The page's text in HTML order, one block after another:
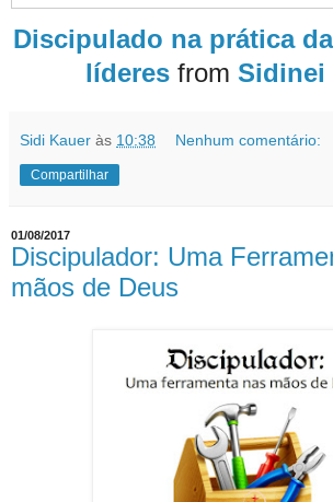
Discipulado na prática
líderes from Sidinei
Sidi Kauer às 10:38 Nenhum comentário:
Compartilhar
01/08/2017
Discipulador: Uma
mãos de Deus